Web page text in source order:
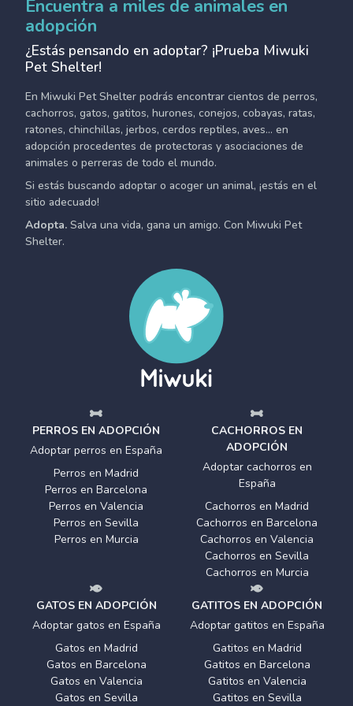
Encuentra a miles de animales en
adopción
¿Estás pensando en adoptar? ¡Prueba Miwuki
Pet Shelter!
En Miwuki Pet Shelter podrás encontrar cientos de perros,
cachorros, gatos, gatitos, hurones, conejos, cobayas, ratas,
ratones, chinchillas, jerbos, cerdos reptiles, aves... en
adopción procedentes de protectoras y asociaciones de
animales o perreras de todo el mundo.
Si estás buscando adoptar o acoger un animal, ¡estás en el
sitio adecuado!
Adopta. Salva una vida, gana un amigo. Con Miwuki Pet
Shelter.
PERROS EN ADOPCIÓN
Adoptar perros en España
Perros en Madrid
Perros en Barcelona
Perros en Valencia
Perros en Sevilla
Perros en Murcia
CACHORROS EN
ADOPCIÓN
Adoptar cachorros en
España
Cachorros en Madrid
Cachorros en Barcelona
Cachorros en Valencia
Cachorros en Sevilla
Cachorros en Murcia
GATOS EN ADOPCIÓN
Adoptar gatos en España
Gatos en Madrid
Gatos en Barcelona
Gatos en Valencia
Gatos en Sevilla
GATITOS EN ADOPCIÓN
Adoptar gatitos en España
Gatitos en Madrid
Gatitos en Barcelona
Gatitos en Valencia
Gatitos en Sevilla